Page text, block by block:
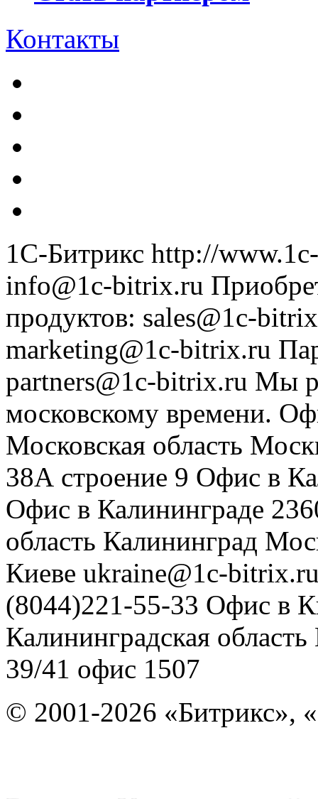
Контакты
1С-Битрикс http://
info@1c-bitrix.ru
продуктов: sales@1c-
marketing@1c-bitrix.ru
partners@1c-bitrix.ru Мы
московскому времени.
Московская область
38А строение 9 Офис в
Офис в Калининграде
область Калининград
Киеве ukraine@1c-
(8044)221-55-33 Офис в
Калининградская область
39/41 офис 1507
© 2001-2026 «Битрикс»,